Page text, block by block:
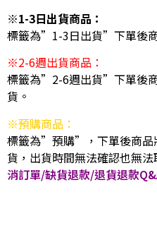
※1-3日出貨商品：
標籤為”1-3日出貨”下單後
※2-6週出貨商品：
標籤為”2-6週出貨”下單後
貨。
※預購商品：
標籤為”預購”，下單後商品
貨，出貨時間無法確認也無法
消訂單/缺貨退款/退貨退款